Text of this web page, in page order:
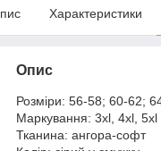
Характеристики
Опис
Розміри: 56-58; 60-62;
Маркування: 3xl, 4xl, 5хl
Тканина: ангора-софт